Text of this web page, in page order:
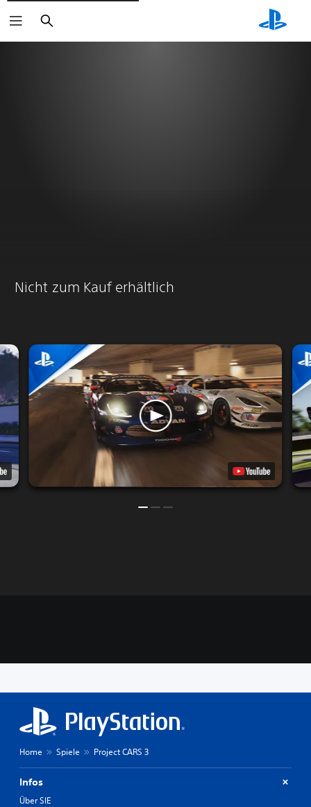
Suchen
Nicht zum Kauf erhältlich
Home Spiele Project CARS 3
Infos
Über SIE